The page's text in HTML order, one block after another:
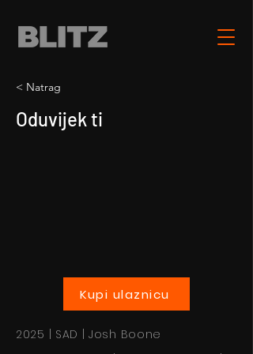
< Natrag
Oduvijek ti
Kupi ulaznicu
2025 | SAD | Josh Boone